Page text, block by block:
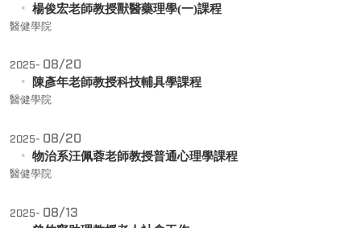
楊俊宏老師教授獸醫藥理學(一)課程
醫健學院
2025- 08/20
陳彥年老師教授科技輔具學課程
醫健學院
2025- 08/20
物治系汪佩蓉老師教授普通心理學課程
醫健學院
2025- 08/13